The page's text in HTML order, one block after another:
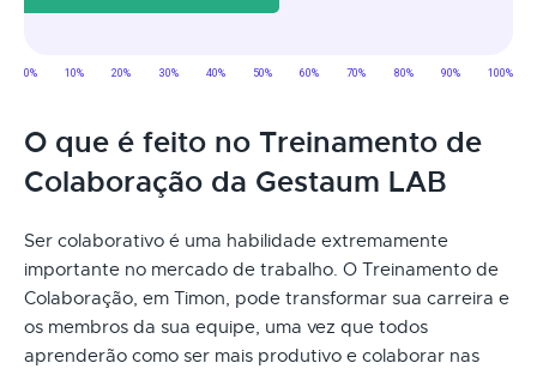
O que é feito no Treinamento de
Colaboração da Gestaum LAB
Ser colaborativo é uma habilidade extremamente
importante no mercado de trabalho. O Treinamento de
Colaboração, em Timon, pode transformar sua carreira e
os membros da sua equipe, uma vez que todos
aprenderão como ser mais produtivo e colaborar nas